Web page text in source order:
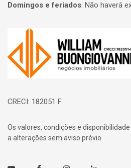
Domingos e feriados: Não haverá
Página inicial
CRECI: 182051 F
Os valores, condições e
a alterações sem aviso prévio.